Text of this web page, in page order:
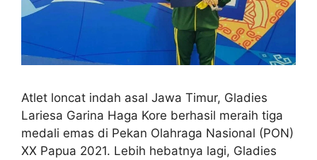
Atlet loncat indah asal Jawa Timur, Gladies
Lariesa Garina Haga Kore berhasil meraih tiga
medali emas di Pekan Olahraga Nasional (PON)
XX Papua 2021. Lebih hebatnya lagi, Gladies